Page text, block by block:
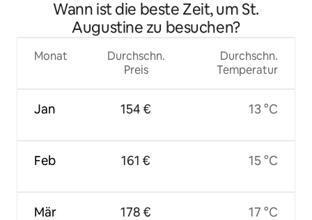
Wann ist die beste Zeit, um St.
Augustine zu besuchen?
Monat
Jan
Feb
Mär
Durchschn.
Preis
154 €
161 €
178 €
Durchschn.
Temperatur
13 °C
15 °C
17 °C